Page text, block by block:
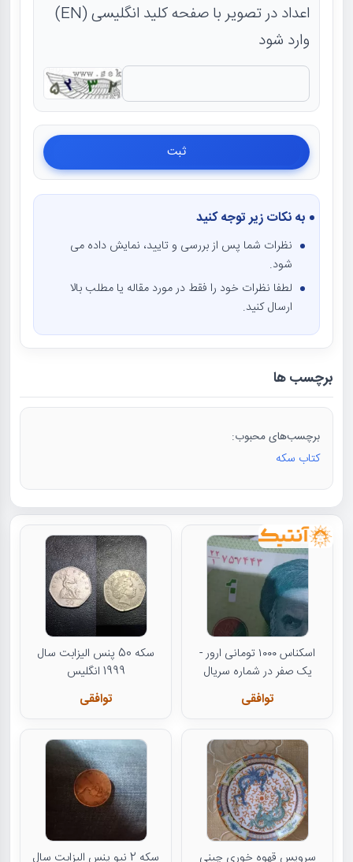
اعداد در تصویر با صفحه کلید انگلیسی (EN)
وارد شود
به نکات زیر توجه کنید
نظرات شما پس از بررسی و تایید، نمایش داده می
شود.
لطفا نظرات خود را فقط در مورد مقاله یا مطلب بالا
ارسال کنید.
برچسب ها
برچسب‌های محبوب:
کتاب سکه
اسکناس ۱۰۰۰ تومانی ارور -
یک صفر در شماره سریال
توافقی
سکه 50 پنس الیزابت سال
1999 انگلیس
توافقی
سرویس قهوه خوری چینی سکه 2 نیو پنس الیزابت سال